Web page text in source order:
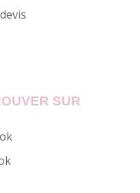
SUR